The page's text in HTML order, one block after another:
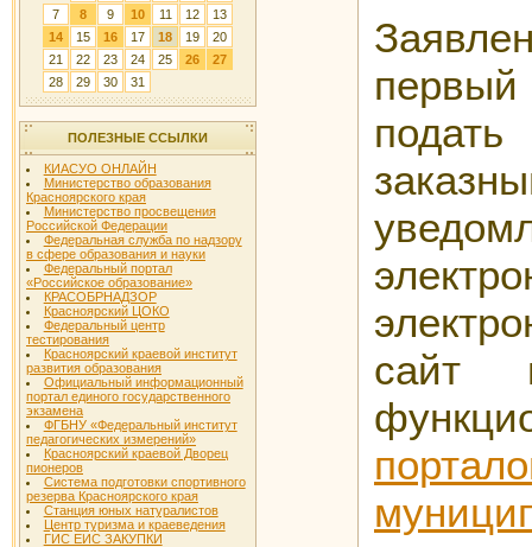
7
8 9 10 11 12
13
14
15 16 17 18 19
20
21
22 23 24 25 26
27
28
29 30 31
ПОЛЕЗНЫЕ ССЫЛКИ
КИАСУО ОНЛАЙН
Министерство образования
Красноярского края
Министерство просвещения
Российской Федерации
Федеральная служба по надзору
в сфере образования и науки
Федеральный портал
«Российское образование»
КРАСОБРНАДЗОР
Красноярский ЦОКО
Федеральный центр
тестирования
Красноярский краевой институт
развития образования
Официальный информационный
портал единого государственного
экзамена
ФГБНУ «Федеральный институт
педагогических измерений»
Красноярский краевой Дворец
пионеров
Система подготовки спортивного
резерва Красноярского края
Станция юных натуралистов
Центр туризма и краеведения
ГИС ЕИС ЗАКУПКИ
сайт